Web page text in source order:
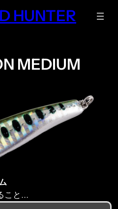
HUNTER
MEDIUM
こと…